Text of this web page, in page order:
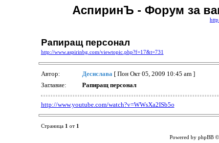
АспиринЪ - Форум за
Рапиращ персонал
http://www.aspirinbg.com/viewtopic.php?f=17&t=731
Автор: Десислава[ Пон Окт 05, 2009 10:45 am ]
Заглавие:
Рапиращ персонал
http://www.youtube.com/watch?v=WWsXa2ISb5o
Страница 1 от 1
Powered by phpBB